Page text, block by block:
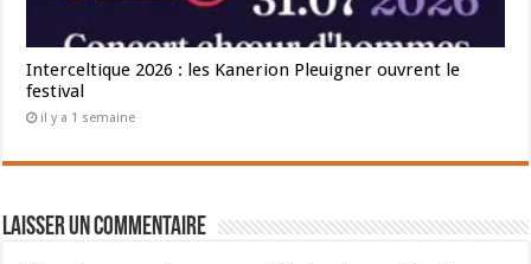
Interceltique 2026 : les Kanerion Pleuigner ouvrent le
festival
il y a 1 semaine
Laisser un commentaire